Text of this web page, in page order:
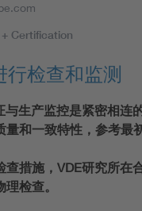
Certification
行检查和监测
与生产监控是紧密相连
和一致特性，参考最
查措施，VDE研究所在
检查。